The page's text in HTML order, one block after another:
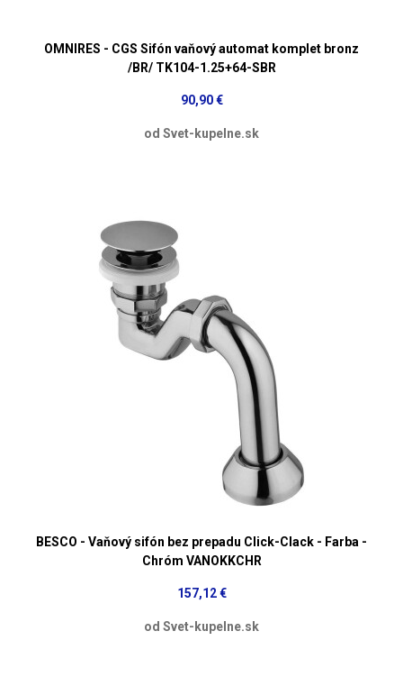
OMNIRES - CGS Sifón vaňový automat komplet bronz
/BR/ TK104-1.25+64-SBR
90,90 €
od Svet-kupelne.sk
BESCO - Vaňový sifón bez prepadu Click-Clack - Farba -
Chróm VANOKKCHR
157,12 €
od Svet-kupelne.sk